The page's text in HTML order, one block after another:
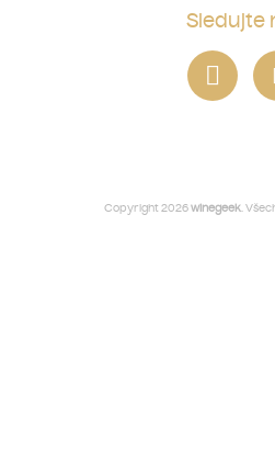
Sledujte
Copyright 2026winegeek.